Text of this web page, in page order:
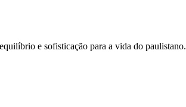
e sofisticação para a vida do